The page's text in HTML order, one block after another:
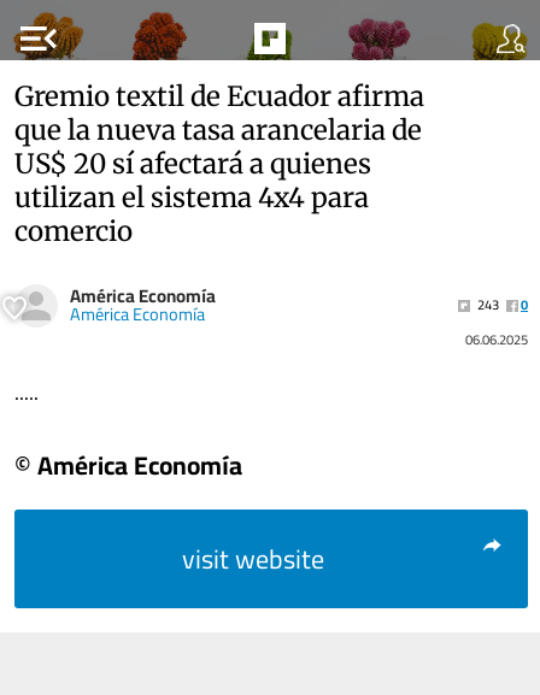
menu_open
Gremio textil de Ecuador afirma
que la nueva tasa arancelaria de
US$ 20 sí afectará a quienes
utilizan el sistema 4x4 para
comercio
América Economía
América Economía 243
0
06.06.2025
.....
© América Economía
visit website